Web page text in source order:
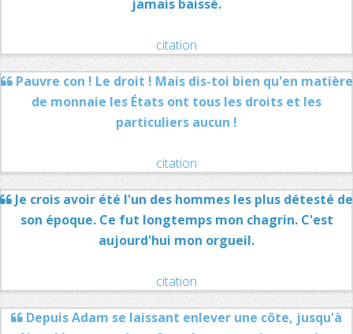
jamais baissé.
citation
Pauvre con ! Le droit ! Mais dis-toi bien qu'en matière
de monnaie les États ont tous les droits et les
particuliers aucun !
citation
Je crois avoir été l'un des hommes les plus détesté de
son époque. Ce fut longtemps mon chagrin. C'est
aujourd'hui mon orgueil.
citation
Depuis Adam se laissant enlever une côte, jusqu'à